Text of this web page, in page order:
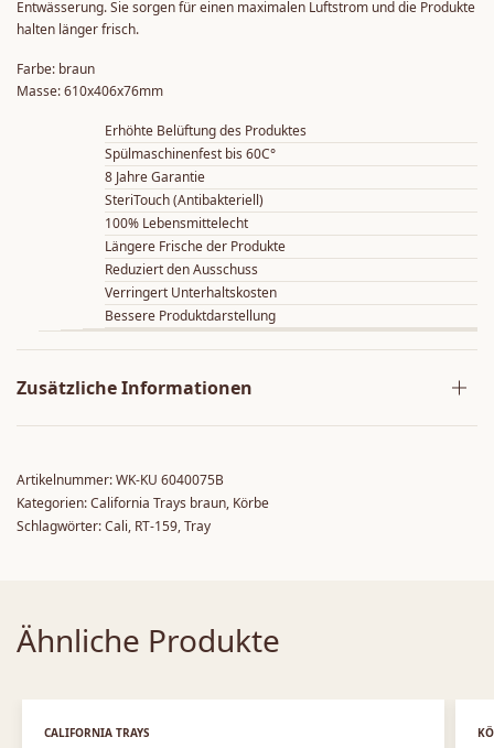
Entwässerung. Sie sorgen für einen maximalen Luftstrom und die Produkte
halten länger frisch.
Farbe: braun
Masse: 610x406x76mm
Erhöhte Belüftung des Produktes
Spülmaschinenfest bis 60C°
8 Jahre Garantie
SteriTouch (Antibakteriell)
100% Lebensmittelecht
Längere Frische der Produkte
Reduziert den Ausschuss
Verringert Unterhaltskosten
Bessere Produktdarstellung
Zusätzliche Informationen
Artikelnummer:WK-KU 6040075B
Kategorien:California Trays braun, Körbe
Schlagwörter:Cali, RT-159,Tray
Ähnliche Produkte
CALIFORNIA TRAYS